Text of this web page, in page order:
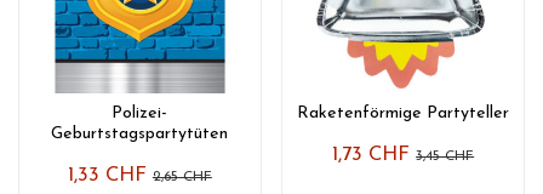
Polizei-
Geburtstagspartytüten
1,33 CHF2,65 CHF
Raketenförmige Partyteller
1,73 CHF3,45 CHF